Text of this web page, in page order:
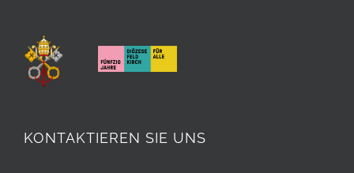
KONTAKTIEREN SIE UNS